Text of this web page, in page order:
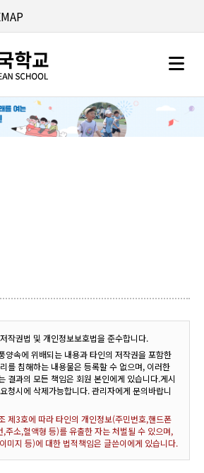
작권법 및 개인정보보호법을 준수합니다.
양속에 위배되는 내용과 타인의 저작권을 포함한
를 침해하는 내용물은 등록할 수 없으며, 이러한
결과의 모든 책임은 회원 본인에게 있습니다.게시
청시에 삭제가능합니다. 관리자에게 문의바랍니
제3호에 따라 타인의 개인정보(주민번호,핸드폰
,주소,혈액형 등)를 유출한 자는 처벌될 수 있으며,
미지 등)에 대한 법적책임은 글쓴이에게 있습니다.